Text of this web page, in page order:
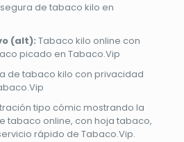
de tabaco kilo en
(alt): Tabaco kilo online con
picado en Tabaco.Vip
de tabaco kilo con privacidad
tipo cómic mostrando la
tabaco online, con hoja tabaco,
rápido de Tabaco.Vip.